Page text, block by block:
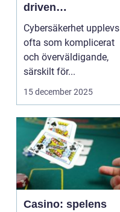
driven
cybersäkerhet för
icke-tekniska
användare
Cybersäkerhet upplevs
ofta som komplicerat
och överväldigande,
särskilt för...
15 december 2025
Casino: spelens